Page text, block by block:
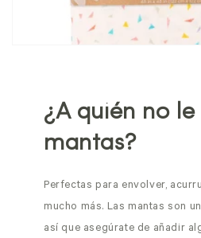
¿A quién no
mantas?
Perfectas para envolver,
mucho más. Las mantas son
así que asegúrate de añadir